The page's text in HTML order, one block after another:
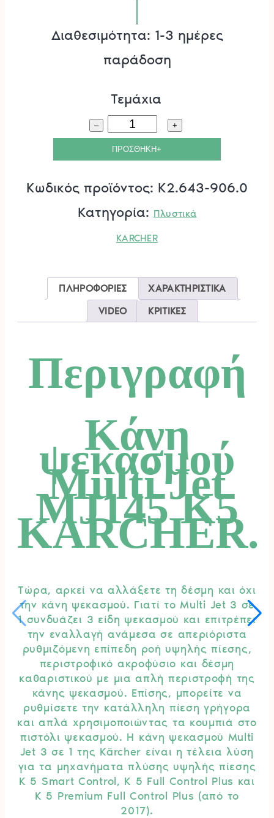
Διαθεσιμότητα: 1-3 ημέρες
παράδοση
Τεμάχια
–
Κάνη
ψεκασμού
Jet
MJ145
K5
ποσότητα
+
ΠΡΟΣΘΗΚΗ+
Κωδικός προϊόντος: K2.643-906.0
Κατηγορία: Πλυστικά
KARCHER
ΠΛΗΡΟΦΟΡΙΕΣ
ΧΑΡΑΚΤΗΡΙΣΤΙΚΑ
VIDEO
ΚΡΙΤΙΚΕΣ
Περιγραφή
Κάνη
ψεκασμού
Multi Jet
MJ145 K5
KARCHER.
Τώρα, αρκεί να αλλάξετε τη δέσμη και όχι
την κάνη ψεκασμού. Γιατί το Multi Jet 3 σε
1 συνδυάζει 3 είδη ψεκασμού και επιτρέπει
την εναλλαγή ανάμεσα σε απεριόριστα
ρυθμιζόμενη επίπεδη ροή υψηλής πίεσης,
περιστροφικό ακροφύσιο και δέσμη
καθαριστικού με μια απλή περιστροφή της
κάνης ψεκασμού. Επίσης, μπορείτε να
ρυθμίσετε την κατάλληλη πίεση γρήγορα
και απλά χρησιμοποιώντας τα κουμπιά στο
πιστόλι ψεκασμού. Η κάνη ψεκασμού Multi
Jet 3 σε 1 της Kärcher είναι η τέλεια λύση
για τα μηχανήματα πλύσης υψηλής πίεσης
K 5 Smart Control, K 5 Full Control Plus και
K 5 Premium Full Control Plus (από το
2017).